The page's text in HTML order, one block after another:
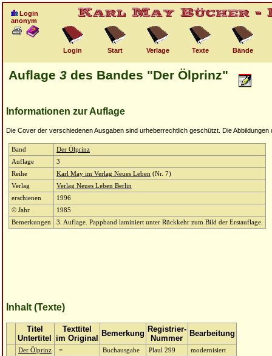
Login
anonym
Login Start Verlage Texte Bände
Auflage 3 des Bandes "Der Ölprinz"
Informationen zur Auflage
Die Cover der verschiedenen Ausgaben sind urheberrechtlich geschützt. Die Abbildungen
Band
Der Ölprinz
Auflage
3
Reihe
Karl May im Verlag Neues Leben (Nr. 7)
Verlag
Verlag Neues Leben Berlin
erschienen
1996
© Jahr
1985
Bemerkungen
3. Auflage. Pappband laminiert unter Rückkehr zum Bild der Erstauflage.
Inhalt (Texte)
Titel
Untertitel
Texttitel
im Original
Bemerkung Registrier-
Nummer
Bearbeitung
Der Ölprinz = Buchausgabe Plaul 299 modernisiert